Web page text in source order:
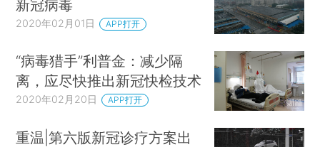
新冠病毒
2020年02月01日 APP打开
“病毒猎手”利普金：减少隔
离，应尽快推出新冠快检技术
2020年02月20日 APP打开
重温|第六版新冠诊疗方案出